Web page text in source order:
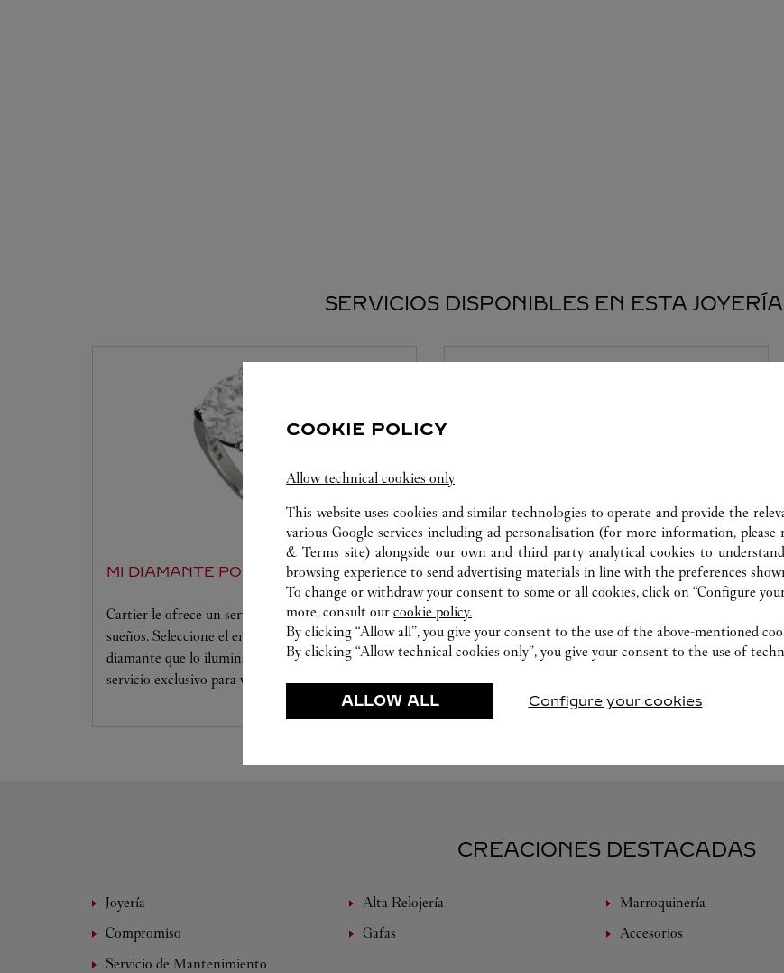
SERVICIOS DISPONIBLES EN ESTA
MI DIAMANTE POR CARTIER
Cartier le ofrece un servicio a la medida de sus
sueños. Seleccione el engaste que desee y el
diamante que lo iluminará. Déjese seducir por este
servicio exclusivo para vivir un momento único.
TALLER DE RELOJERÍA
Nuestro expertos Cartier están a su disposición en
esta boutique para realizar un diagnóstico de sus
creaciones y si es necesario, proceder a un servicio
inmediato.
CREACIONES DESTACADAS
Joyería Alta Relojería Marroquinería
Compromiso
Gafas Accesorios
Servicio de Mantenimiento
COOKIE POLICY
Allow technical cookies only
This website uses cookies and similar technologies to operate and provide the
various Google services including ad personalisation (for more information,
& Terms site) alongside our own and third party analytical cookies to understand
browsing experience to send advertising materials in line with the preferences
To change or withdraw your consent to some or all cookies, click on “Configure
more, consult our cookie policy.
By clicking “Allow all”, you give your consent to the use of the above-mentioned
By clicking “Allow technical cookies only”, you give your consent to the use of
ALLOW ALL Configure your cookies